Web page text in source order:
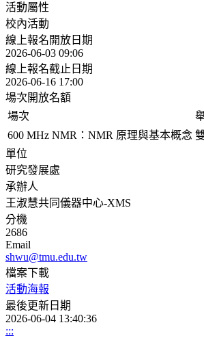
活動屬性
校內活動
線上報名開放日期
2026-06-03 09:06
線上報名截止日期
2026-06-16 17:00
場次開放名額
場次
600 MHz NMR：NMR 原理與基本概念
單位
研究發展處
承辦人
王淑慧共同儀器中心-XMS
分機
2686
Email
shwu@tmu.edu.tw
檔案下載
活動海報
最後更新日期
2026-06-04 13:40:36
:::